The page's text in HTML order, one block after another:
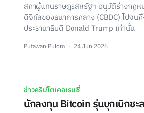
สภาผู้แทนราษฎรสหรัฐฯ อนุมัติร่างกฎ
ดิจิทัลของธนาคารกลาง (CBDC) ไปจ
ประธานาธิบดี Donald Trump เท่านั้น
Putawan Pulom 24 Jun 2026
ข่าวคริปโตเคอเรนซี่
นักลงทุน Bitcoin รุ่นบุกเบิกชะ